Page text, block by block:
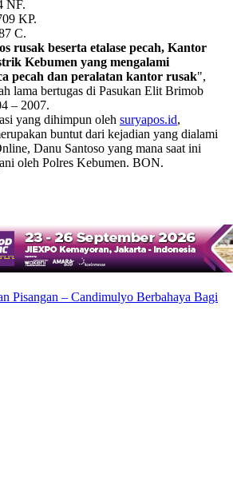
NF.
KP.
C.
rusak beserta etalase pecah, Kantor
Kebumen yang mengalami
pecah dan peralatan kantor rusak",
lama bertugas di Pasukan Elit Brimob
– 2007.
yang dihimpun oleh suryapos.id,
buntut dari kejadian yang dialami
Danu Santoso yang mana saat ini
oleh Polres Kebumen. BON.
Pisangan – Candimulyo Berbahaya Bagi